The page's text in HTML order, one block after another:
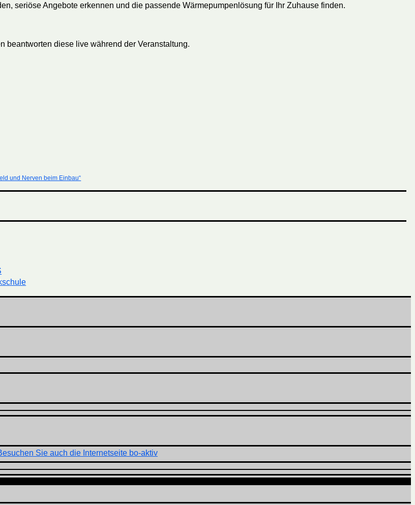
seriöse Angebote erkennen und die passende Wärmepumpenlösung für Ihr Zuhause finden.
beantworten diese live während der Veranstaltung.
und Nerven beim Einbau“